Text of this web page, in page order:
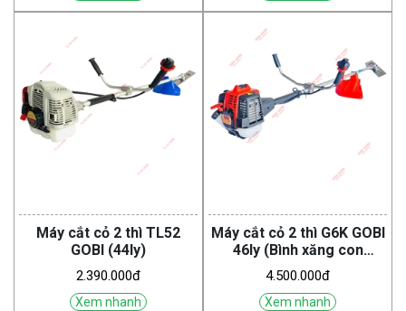
Máy cắt cỏ 2 thì TL52
GOBI (44ly)
2.390.000đ
Xem nhanh
Máy cắt cỏ 2 thì G6K GOBI
46ly (Bình xăng con
Walbro)
4.500.000đ
Xem nhanh